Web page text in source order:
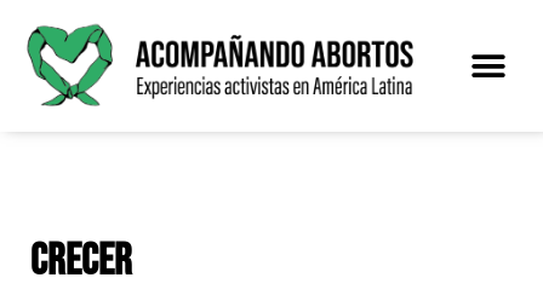
Saltar
contenido
Crecer